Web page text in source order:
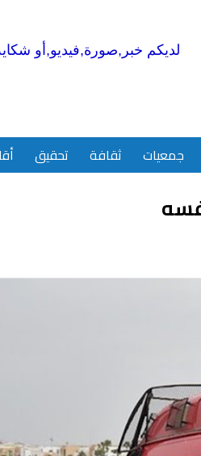
لديكم خبر,صورة,فيديو,أو
جمعيات ثقافة تحقيق